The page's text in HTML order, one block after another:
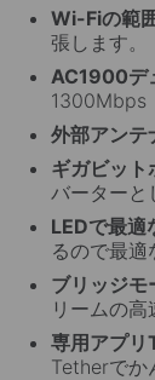
Wi-Fiの範
張します。
AC1900デ
1300Mbps
外部アンテ
ギガビット
バーターと
LEDで最適
るので最適
ブリッジモ
リームの
専用アプリ
Tetherでか